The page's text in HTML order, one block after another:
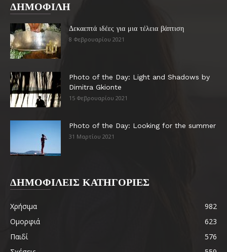
ΔΗΜΟΦΙΛΗ
Δεκαεπτά ιδέες για μια τέλεια βάπτιση
8 Φεβρουαρίου 2021
Photo of the Day: Light and Shadows by
Dimitra Gkionte
15 Φεβρουαρίου 2021
Photo of the Day: Looking for the summer
31 Μαρτίου 2021
ΔΗΜΟΦΙΛΕΙΣ ΚΑΤΗΓΟΡΙΕΣ
Χρήσιμα
982
Ομορφιά
623
Παιδί
576